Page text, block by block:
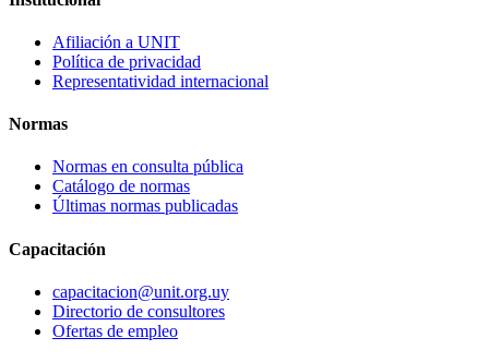
Afiliación a UNIT
Política de privacidad
Representatividad internacional
Normas
Normas en consulta pública
Catálogo de normas
Últimas normas publicadas
Capacitación
capacitacion@unit.org.uy
Directorio de consultores
Ofertas de empleo